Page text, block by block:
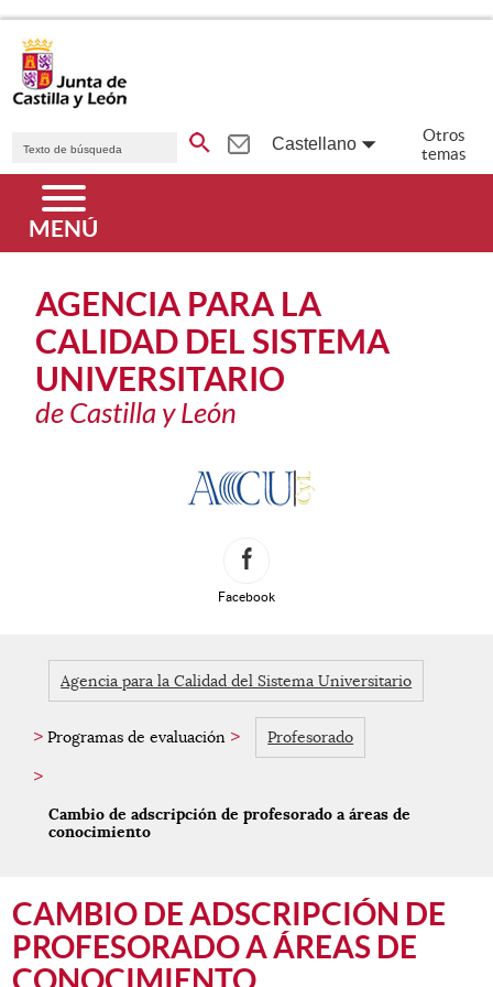
Buscador genérico. Texto de búsqueda
Idiomas
Castellano
Otros
temas
Menú principal
MENÚ
AGENCIA PARA LA
CALIDAD DEL SISTEMA
UNIVERSITARIO
de Castilla y León
Facebook
Agencia para la Calidad del Sistema Universitario
Programas de evaluación Profesorado
Cambio de adscripción de profesorado a áreas de
conocimiento
CAMBIO DE ADSCRIPCIÓN DE
PROFESORADO A ÁREAS DE